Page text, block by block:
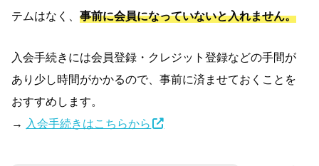
テムはなく、事前に会員になっていないと入れません。
入会手続きには会員登録・クレジット登録などの手間が
あり少し時間がかかるので、事前に済ませておくことを
おすすめします。
→ 入会手続きはこちらから